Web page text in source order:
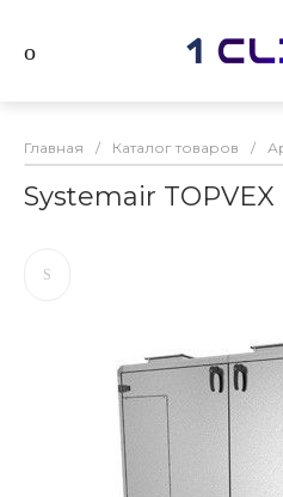
Главная / Каталог товаров /
Systemair TOPVEX